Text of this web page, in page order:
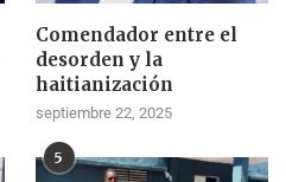
Comendador entre el
desorden y la
haitianización
septiembre 22, 2025
5